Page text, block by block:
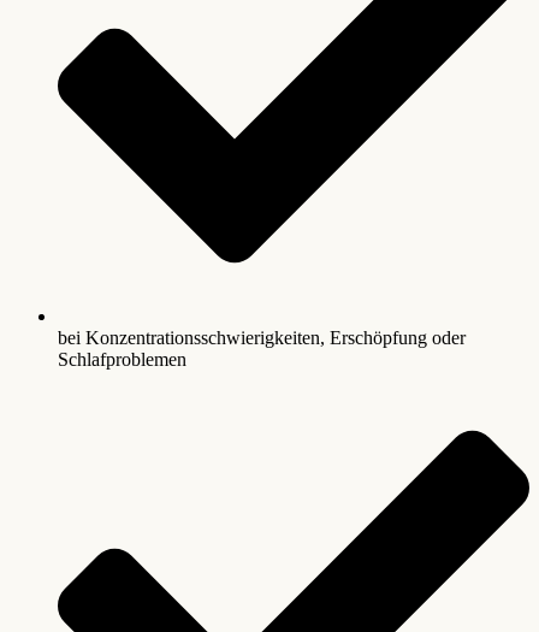
bei Konzentrationsschwierigkeiten, Erschöpfung oder
Schlafproblemen